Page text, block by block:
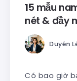
15 mẫu
nét & đầy
Duyên
Có bao giờ